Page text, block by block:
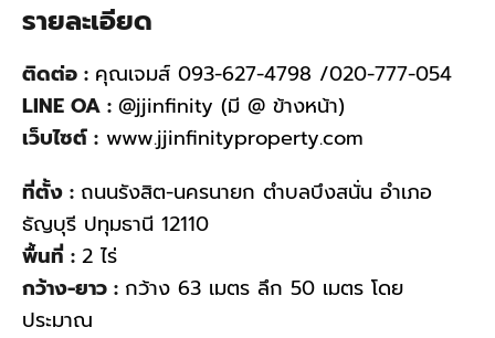
รายละเอียด
ติดต่อ : คุณเจมส์ 093-627-4798 /020-777-054
LINE OA : @jjinfinity (มี @ ข้างหน้า)
เว็บไซต์ : www.jjinfinityproperty.com
ที่ตั้ง : ถนนรังสิต-นครนายก ตำบลบึงสนั่น อำเภอ
ธัญบุรี ปทุมธานี 12110
พื้นที่ : 2 ไร่
กว้าง-ยาว : กว้าง 63 เมตร ลึก 50 เมตร โดย
ประมาณ